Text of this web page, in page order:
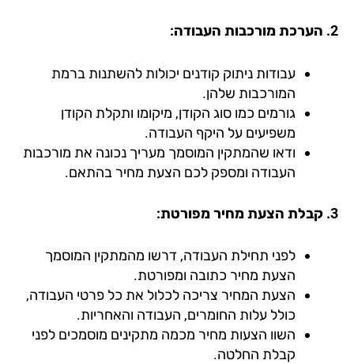
עבודות ניתוק קודנים יכולות להשתנות ברמת
המורכבות שלהן.
גורמים כמו סוג הקודן, מיקומו ותקלת הקודן
משפיעים על היקף העבודה.
ודאו שהמתקין המוסמך מעריך נכונה את מורכבות
העבודה ומספק לכם הצעת מחיר בהתאם.
לפני תחילת העבודה, דרשו מהמתקין המוסמך
הצעת מחיר כתובה ומפורטת.
הצעת המחיר צריכה לכלול את כל פרטי העבודה,
כולל עלות החומרים, העבודה והאחריות.
השוו הצעות מחיר מכמה מתקינים מוסמכים לפני
קבלת החלטה.